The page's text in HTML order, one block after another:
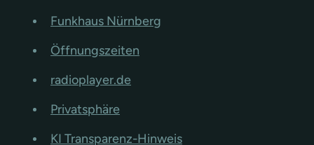
Funkhaus Nürnberg
Öffnungszeiten
radioplayer.de
Privatsphäre
KI Transparenz-Hinweis